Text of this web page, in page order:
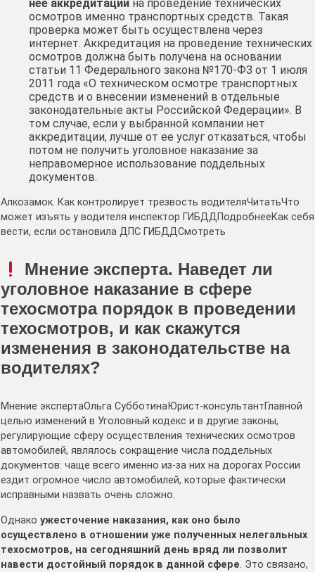
нее аккредитации на проведение технических
осмотров именно транспортных средств. Такая
проверка может быть осуществлена через
интернет. Аккредитация на проведение технических
осмотров должна быть получена на основании
статьи 11 Федерального закона №170-ФЗ от 1 июля
2011 года «О техническом осмотре транспортных
средств и о внесении изменений в отдельные
законодательные акты Российской Федерации». В
том случае, если у выбранной компании нет
аккредитации, лучше от ее услуг отказаться, чтобы
потом не получить уголовное наказание за
неправомерное использование поддельных
документов.
Алкозамок. Как контролирует трезвость водителяЧитатьЧто
может изъять у водителя инспектор ГИБДДПодробнееКак себя
вести, если остановила ДПС ГИБДДСмотреть
Мнение эксперта. Наведет ли
уголовное наказание в сфере
техосмотра порядок в проведении
техосмотров, и как скажутся
изменения в законодательстве на
водителях?
Мнение экспертаОльга СубботинаЮрист-консультантГлавной
целью изменений в Уголовный кодекс и в другие законы,
регулирующие сферу осуществления технических осмотров
автомобилей, являлось сокращение числа поддельных
документов: чаще всего именно из-за них на дорогах России
ездит огромное число автомобилей, которые фактически
исправными назвать очень сложно.
Однако ужесточение наказания, как оно было
осуществлено в отношении уже полученных нелегальных
техосмотров, на сегодняшний день вряд ли позволит
навести достойный порядок в данной сфере. Это связано,